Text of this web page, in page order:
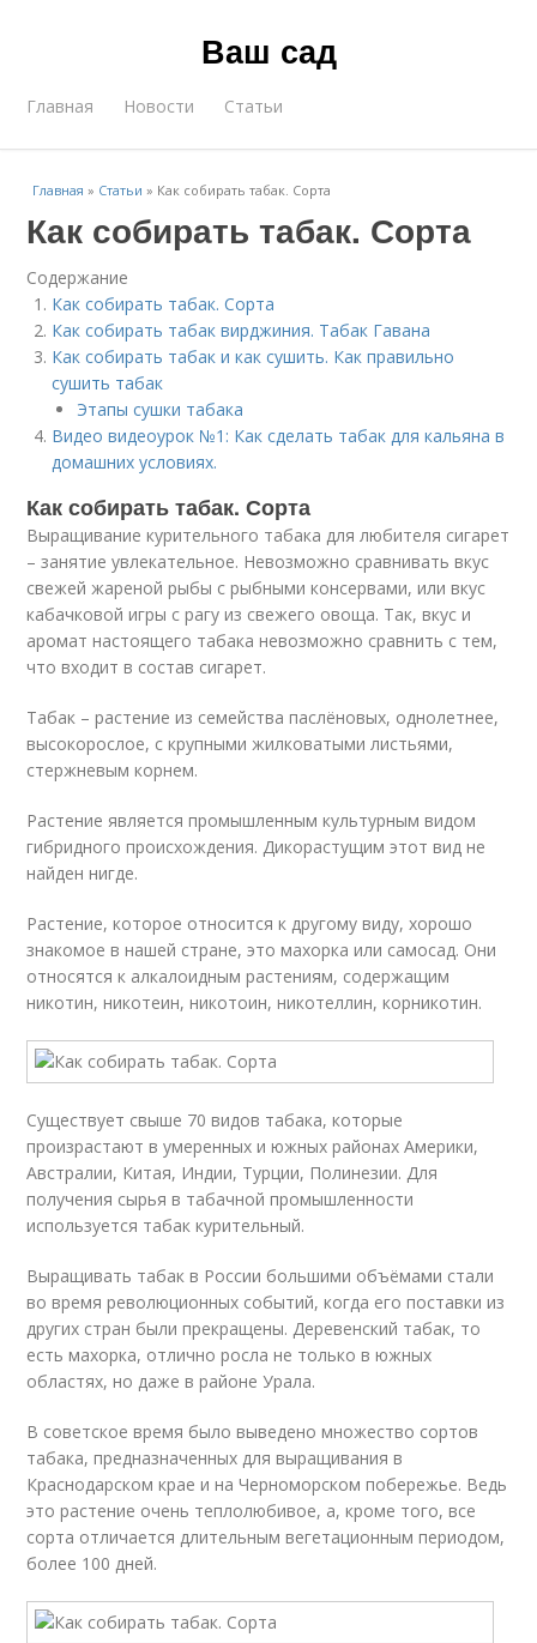
Ваш сад
Главная Новости Статьи
Главная » Статьи » Как собирать табак. Сорта
Как собирать табак. Сорта
Содержание
Как собирать табак. Сорта
Как собирать табак вирджиния. Табак Гавана
Как собирать табак и как сушить. Как правильно
сушить табак
Этапы сушки табака
Видео видеоурок №1: Как сделать табак для кальяна в
домашних условиях.
Как собирать табак. Сорта
Выращивание курительного табака для любителя сигарет
– занятие увлекательное. Невозможно сравнивать вкус
свежей жареной рыбы с рыбными консервами, или вкус
кабачковой игры с рагу из свежего овоща. Так, вкус и
аромат настоящего табака невозможно сравнить с тем,
что входит в состав сигарет.
Табак – растение из семейства паслёновых, однолетнее,
высокорослое, с крупными жилковатыми листьями,
стержневым корнем.
Растение является промышленным культурным видом
гибридного происхождения. Дикорастущим этот вид не
найден нигде.
Растение, которое относится к другому виду, хорошо
знакомое в нашей стране, это махорка или самосад. Они
относятся к алкалоидным растениям, содержащим
никотин, никотеин, никотоин, никотеллин, корникотин.
Существует свыше 70 видов табака, которые
произрастают в умеренных и южных районах Америки,
Австралии, Китая, Индии, Турции, Полинезии. Для
получения сырья в табачной промышленности
используется табак курительный.
Выращивать табак в России большими объёмами стали
во время революционных событий, когда его поставки из
других стран были прекращены. Деревенский табак, то
есть махорка, отлично росла не только в южных
областях, но даже в районе Урала.
В советское время было выведено множество сортов
табака, предназначенных для выращивания в
Краснодарском крае и на Черноморском побережье. Ведь
это растение очень теплолюбивое, а, кроме того, все
сорта отличается длительным вегетационным периодом,
более 100 дней.